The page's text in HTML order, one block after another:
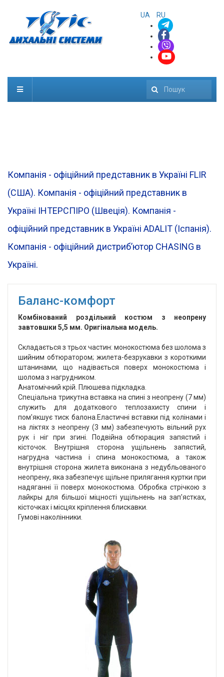
UA RU
Пошук
Компанія - офіційний представник в Україні FLIR
(CША). Компанія - офіційний представник в
Україні ІНТЕРСПІРО (Швеція). Компанія -
офіційний представник в Україні ADALIT (Іспанія).
Компанія - офіційний дистрибʼютор CHASING в
Україні.
Баланс-комфорт
Комбінований роздільний костюм з неопрену
завтовшки 5,5 мм. Оригінальна модель.
Складається з трьох частин: монокостюма без шолома з
шийним обтюратором; жилета-безрукавки з короткими
штанинами, що надівається поверх монокостюма і
шолома з нагрудником.
Анатомічний крій. Плюшева підкладка.
Спеціальна трикутна вставка на спині з неопрену (7 мм)
служить для додаткового теплозахисту спини і
пом'якшує тиск балона.Еластичні вставки під колінами і
на ліктях з неопрену (3 мм) забезпечують вільний рух
рук і ніг при згині. Подвійна обтюрация запястий і
кісточок. Внутрішня сторона ущільнень запястий,
нагрудна частина і спина монокостюма, а також
внутрішня сторона жилета виконана з недубльованого
неопрену, яка забезпечує щільне прилягання куртки при
надяганні її поверх монокостюма. Обробка стрічкою з
лайкры для більшої міцності ущільнень на зап'ястках,
кісточках і місцях кріплення блискавки.
Гумові наколінники.